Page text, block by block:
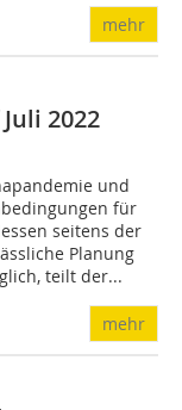
mehr
2022
und
für
seitens der
Planung
teilt der...
mehr